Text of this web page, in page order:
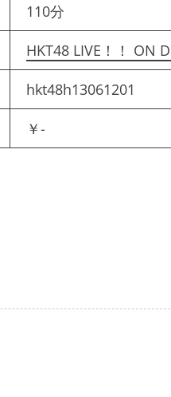
110分
HKT48 LIVE！！ ON
hkt48h13061201
￥-